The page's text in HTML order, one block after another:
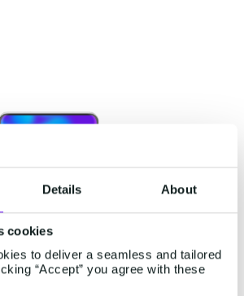
Details About
cookies
to deliver a seamless and tailored
“Accept” you agree with these